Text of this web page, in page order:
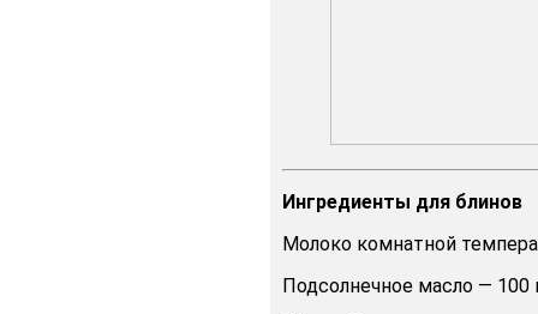
Ингредиенты для блинов
Молоко комнатной
Подсолнечное масло — 100